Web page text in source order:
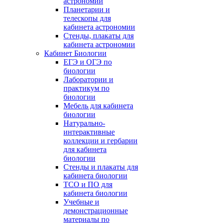
Планетарии и
телескопы для
кабинета астрономии
Стенды, плакаты для
кабинета астрономии
Кабинет Биологии
ЕГЭ и ОГЭ по
биологии
Лаборатории и
практикум по
биологии
Мебель для кабинета
биологии
Натурально-
интерактивные
коллекции и гербарии
для кабинета
биологии
Стенды и плакаты для
кабинета биологии
ТСО и ПО для
кабинета биологии
Учебные и
демонстрационные
материалы по